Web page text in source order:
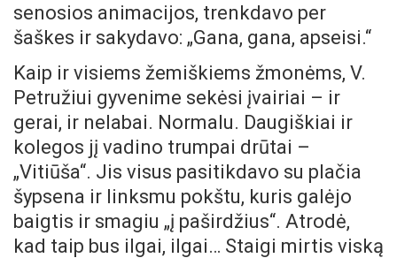
senosios animacijos, trenkdavo per
šaškes ir sakydavo: „Gana, gana, apseisi.“
Kaip ir visiems žemiškiems žmonėms, V.
Petružiui gyvenime sekėsi įvairiai – ir
gerai, ir nelabai. Normalu. Daugiškiai ir
kolegos jį vadino trumpai drūtai –
„Vitiūša“. Jis visus pasitikdavo su plačia
šypsena ir linksmu pokštu, kuris galėjo
baigtis ir smagiu „į paširdžius“. Atrodė,
kad taip bus ilgai, ilgai… Staigi mirtis viską